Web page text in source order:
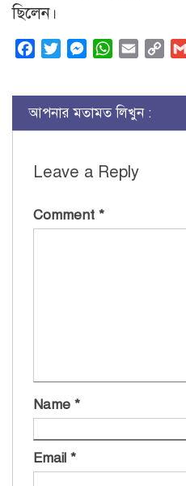
ছিলেন।
FacebookTwitterMessenger
WhatsApp
Email
আপনার মতামত লিখুন :
Leave a Reply
Comment *
Name *
Email *